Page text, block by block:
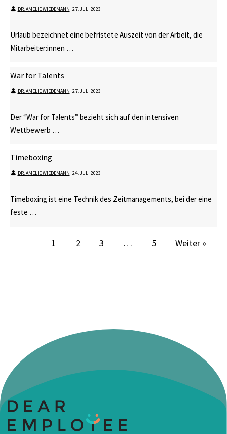
DR. AMELIE WIEDEMANN⋅ 27. JULI 2023
Urlaub bezeichnet eine befristete Auszeit von der Arbeit, die
Mitarbeiter:innen …
War for Talents
DR. AMELIE WIEDEMANN⋅ 27. JULI 2023
Der “War for Talents” bezieht sich auf den intensiven
Wettbewerb …
Timeboxing
DR. AMELIE WIEDEMANN⋅ 24. JULI 2023
Timeboxing ist eine Technik des Zeitmanagements, bei der eine
feste …
1 2 3 … 5 Weiter »